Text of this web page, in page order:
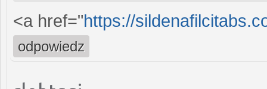
<a href="https://
odpowiedz